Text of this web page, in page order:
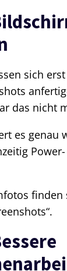
sich
das nicht
es genau
finden